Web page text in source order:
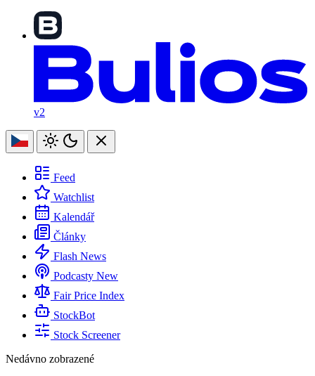
v2
Feed
Watchlist
Kalendář
Články
Flash News
Podcasty New
Fair Price Index
StockBot
Stock Screener
Nedávno zobrazené